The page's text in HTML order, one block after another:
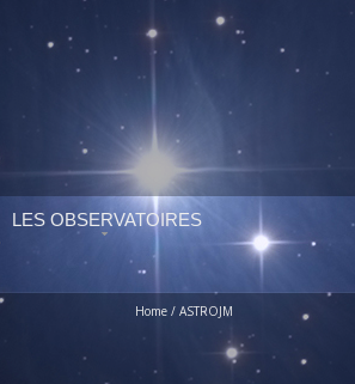
LES OBSERVATOIRES
Home /ASTROJM